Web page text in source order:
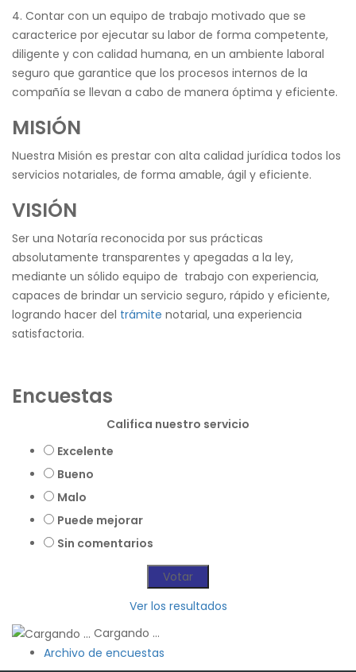
4. Contar con un equipo de trabajo motivado que se
caracterice por ejecutar su labor de forma competente,
diligente y con calidad humana, en un ambiente laboral
seguro que garantice que los procesos internos de la
compañía se llevan a cabo de manera óptima y eficiente.
MISIÓN
Nuestra Misión es prestar con alta calidad jurídica todos los
servicios notariales, de forma amable, ágil y eficiente.
VISIÓN
Ser una Notaría reconocida por sus prácticas
absolutamente transparentes y apegadas a la ley,
mediante un sólido equipo de trabajo con experiencia,
capaces de brindar un servicio seguro, rápido y eficiente,
logrando hacer del trámite notarial, una experiencia
satisfactoria.
Encuestas
Califica nuestro servicio
Excelente
Bueno
Malo
Puede mejorar
Sin comentarios
Ver los resultados
Cargando ...
Archivo de encuestas